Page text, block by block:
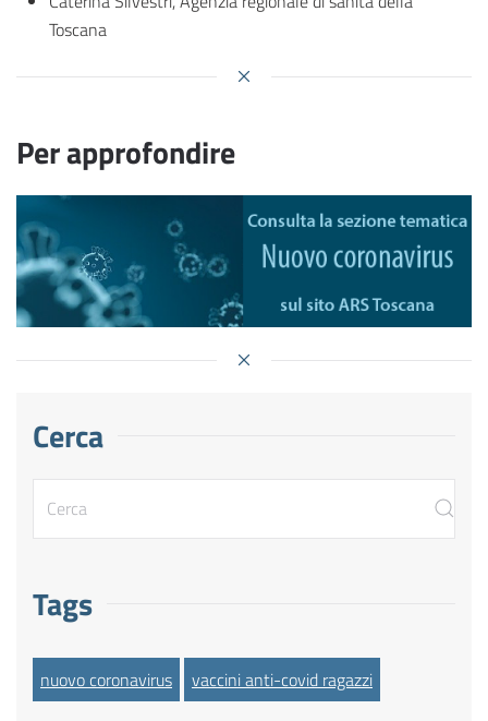
Toscana
Per approfondire
Cerca
Tags
nuovo coronavirus vaccini anti-covid ragazzi